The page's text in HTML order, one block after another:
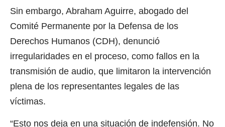
Sin embargo, Abraham Aguirre, abogado del
Comité Permanente por la Defensa de los
Derechos Humanos (CDH), denunció
irregularidades en el proceso, como fallos en la
transmisión de audio, que limitaron la intervención
plena de los representantes legales de las
víctimas.
“Esto nos deja en una situación de indefensión. No